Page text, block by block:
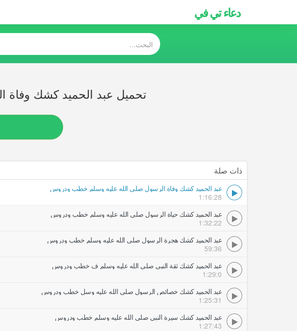
دعاء تي في
تحميل عبد الحميد كشك
ذات صلة
عبد الحميد كشك وفاة الرسول صلى الله عليه وسلم خطب ودروس
1:16:28
عبد الحميد كشك حياة الرسول صلى الله عليه وسلم خطب ودروس
1:32:22
عبد الحميد كشك هجرة الرسول صلى الله عليه وسلم خطب ودروس
59:36
عبد الحميد كشك ثقة النبي صلى الله عليه وسلم ف خطب ودروس
1:29:0
عبد الحميد كشك خصائص الرسول صلى الله عليه وسل خطب ودروس
1:25:31
عبد الحميد كشك سيرة النبي صلى الله عليه وسلم خطب ودروس
1:27:43